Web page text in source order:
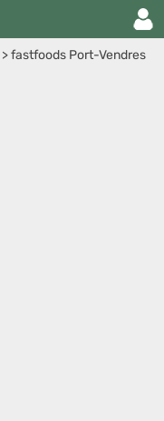
>fastfoods Port-Vendres